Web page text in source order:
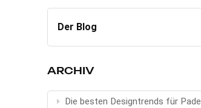
Der Blog
ARCHIV
Die besten Designtrends für Padel-Taschen 2026